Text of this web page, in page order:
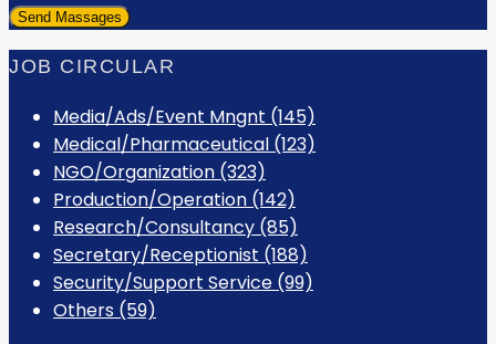
JOB CIRCULAR
Media/Ads/Event Mngnt (145)
Medical/Pharmaceutical (123)
NGO/Organization (323)
Production/Operation (142)
Research/Consultancy (85)
Secretary/Receptionist (188)
Security/Support Service (99)
Others (59)